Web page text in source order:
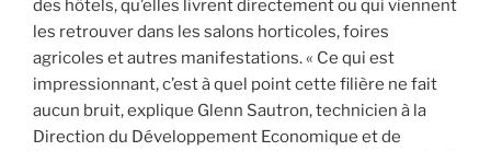
des hôtels, qu’elles livrent directement ou qui viennent
les retrouver dans les salons horticoles, foires
agricoles et autres manifestations. « Ce qui est
impressionnant, c’est à quel point cette filière ne fait
aucun bruit, explique Glenn Sautron, technicien à la
Direction du Développement Economique et de